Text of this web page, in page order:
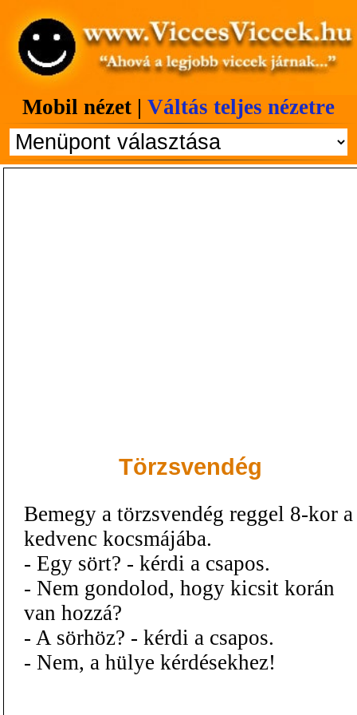
Mobil nézet | Váltás teljes nézetre
Törzsvendég
Bemegy a törzsvendég reggel 8-kor a
kedvenc kocsmájába.
- Egy sört? - kérdi a csapos.
- Nem gondolod, hogy kicsit korán
van hozzá?
- A sörhöz? - kérdi a csapos.
- Nem, a hülye kérdésekhez!